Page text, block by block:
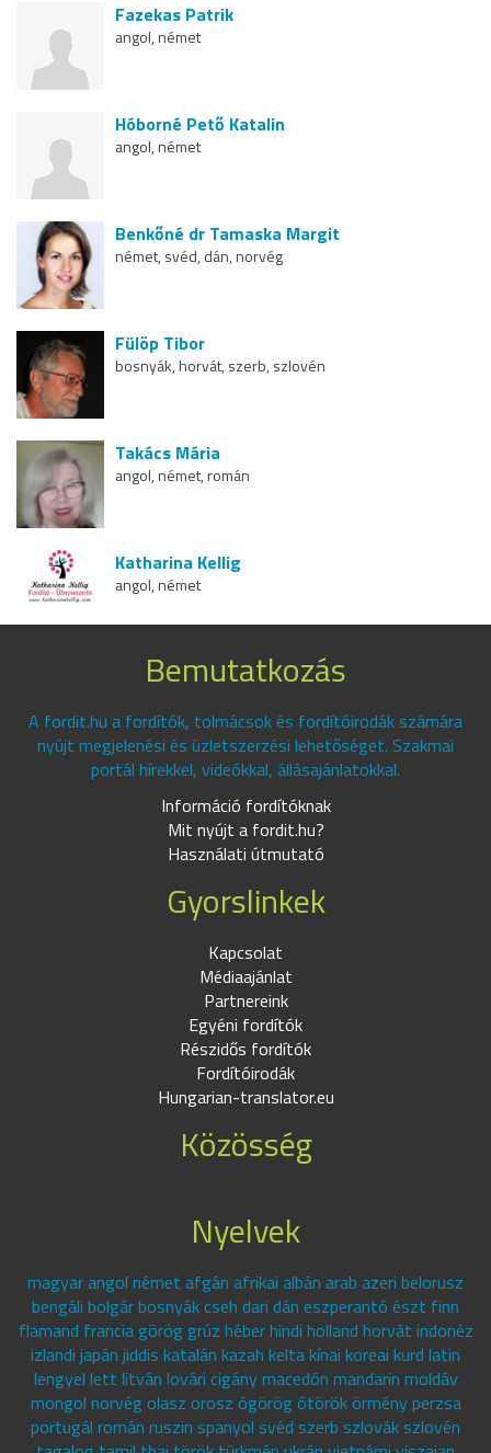
Fazekas Patrik
angol, német
Hóborné Pető Katalin
angol, német
Benkőné dr Tamaska Margit
német, svéd, dán, norvég
Fülöp Tibor
bosnyák, horvát, szerb, szlovén
Takács Mária
angol, német, román
Katharina Kellig
angol, német
Bemutatkozás
A fordit.hu a fordítók, tolmácsok és fordítóirodák számára
nyújt megjelenési és üzletszerzési lehetőséget. Szakmai
portál hírekkel, videókkal, állásajánlatokkal.
Információ fordítóknak
Mit nyújt a fordit.hu?
Használati útmutató
Gyorslinkek
Kapcsolat
Médiaajánlat
Partnereink
Egyéni fordítók
Részidős fordítók
Fordítóirodák
Hungarian-translator.eu
Közösség
Nyelvek
magyar angol német afgán afrikai albán arab azeri belorusz
bengáli bolgár bosnyák cseh dari dán eszperantó észt finn
flamand francia görög grúz héber hindi holland horvát indonéz
izlandi japán jiddis katalán kazah kelta kínai koreai kurd latin
lengyel lett litván lovári cigány macedón mandarin moldáv
mongol norvég olasz orosz ógörög ótörök örmény perzsa
portugál román ruszin spanyol svéd szerb szlovák szlovén